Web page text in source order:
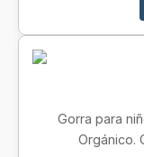
Gorra para
Orgánico.